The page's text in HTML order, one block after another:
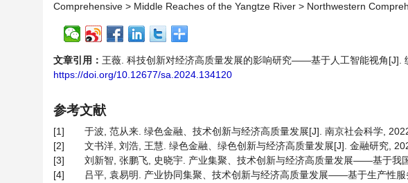
Comprehensive > Middle Reaches of the Yangtze River > Northwestern
文章引用： 王薇. 科技创新对经济高质量发展的影响研究——基于人工智能视角[J].
https://doi.org/10.12677/sa.2024.134120
参考文献
[1]
于波, 范从来. 绿色金融、技术创新与经济高质量发展[J]. 南京社会科学,
[2]
文书洋, 刘浩, 王慧. 绿色金融、绿色创新与经济高质量发展[J]. 金融研究,
[3]
刘新智, 张鹏飞, 史晓宇. 产业集聚、技术创新与经济高质量发展——基于我
[4]
吕平, 袁易明. 产业协同集聚、技术创新与经济高质量发展——基于生产性